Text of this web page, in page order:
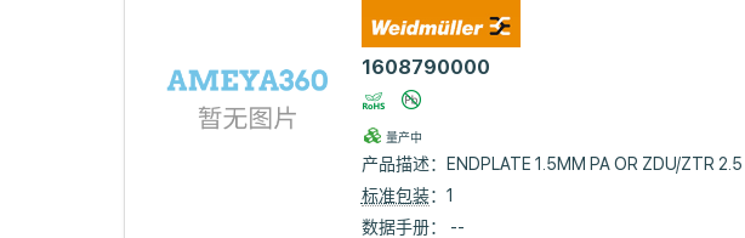
1608790000
量产中
产品描述：
ENDPLATE 1.5MM PA OR ZDU/ZTR 2.5
标准包装：1
数据手册： --